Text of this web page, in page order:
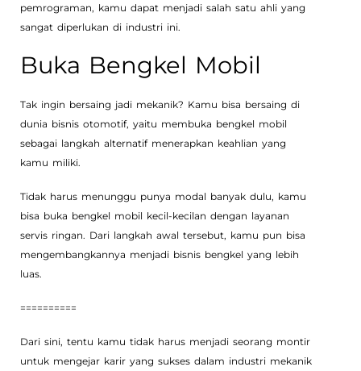
pemrograman, kamu dapat menjadi salah satu ahli yang
sangat diperlukan di industri ini.
Buka Bengkel Mobil
Tak ingin bersaing jadi mekanik? Kamu bisa bersaing di
dunia bisnis otomotif, yaitu membuka bengkel mobil
sebagai langkah alternatif menerapkan keahlian yang
kamu miliki.
Tidak harus menunggu punya modal banyak dulu, kamu
bisa buka bengkel mobil kecil-kecilan dengan layanan
servis ringan. Dari langkah awal tersebut, kamu pun bisa
mengembangkannya menjadi bisnis bengkel yang lebih
luas.
==========
Dari sini, tentu kamu tidak harus menjadi seorang montir
untuk mengejar karir yang sukses dalam industri mekanik